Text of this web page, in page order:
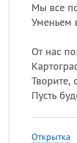
Мы все
Уменьем
От нас
Творите,
Пусть
Открытка